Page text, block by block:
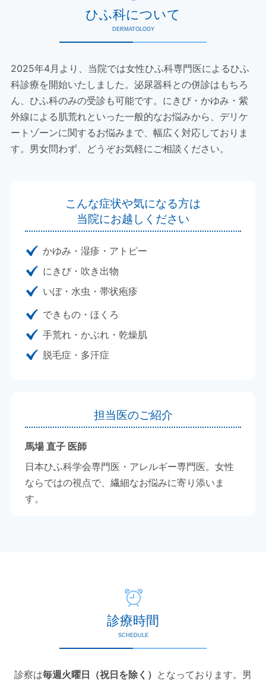
ひふ科について
DERMATOLOGY
2025年4月より、当院では女性ひふ科専門医によるひふ
科診療を開始いたしました。泌尿器科との併診はもちろ
ん、ひふ科のみの受診も可能です。にきび・かゆみ・紫
外線による肌荒れといった一般的なお悩みから、デリケ
ートゾーンに関するお悩みまで、幅広く対応しておりま
す。男女問わず、どうぞお気軽にご相談ください。
こんな症状や気になる方は
当院にお越しください
かゆみ・湿疹・アトピー
にきび・吹き出物
いぼ・水虫・帯状疱疹
できもの・ほくろ
手荒れ・かぶれ・乾燥肌
脱毛症・多汗症
担当医のご紹介
馬場 直子 医師
日本ひふ科学会専門医・アレルギー専門医。女性
ならではの視点で、繊細なお悩みに寄り添いま
す。
診療時間
SCHEDULE
診察は毎週火曜日（祝日を除く） となっております。男